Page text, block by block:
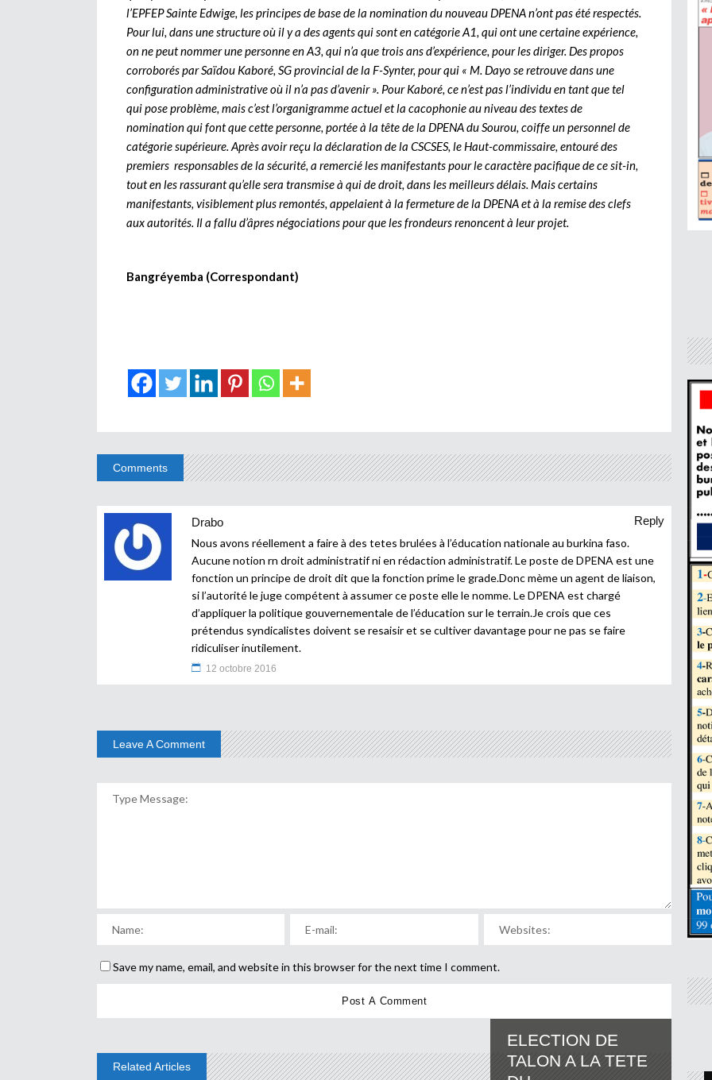
l’EPFEP Sainte Edwige, les principes de base de la nomination du nouveau DPENA n’ont pas été respectés.
Pour lui, dans une structure où il y a des agents qui sont en catégorie A1, qui ont une certaine expérience,
on ne peut nommer une personne en A3, qui n’a que trois ans d’expérience, pour les diriger. Des propos
corroborés par Saïdou Kaboré, SG provincial de la F-Synter, pour qui « M. Dayo se retrouve dans une
configuration administrative où il n’a pas d’avenir ». Pour Kaboré, ce n’est pas l’individu en tant que tel
qui pose problème, mais c’est l’organigramme actuel et la cacophonie au niveau des textes de
nomination qui font que cette personne, portée à la tête de la DPENA du Sourou, coiffe un personnel de
catégorie supérieure. Après avoir reçu la déclaration de la CSCSES, le Haut-commissaire, entouré des
premiers responsables de la sécurité, a remercié les manifestants pour le caractère pacifique de ce sit-in,
tout en les rassurant qu’elle sera transmise à qui de droit, dans les meilleurs délais. Mais certains
manifestants, visiblement plus remontés, appelaient à la fermeture de la DPENA et à la remise des clefs
aux autorités. Il a fallu d’âpres négociations pour que les frondeurs renoncent à leur projet.
Bangréyemba (Correspondant)
Comments
Drabo
Reply
Nous avons réellement a faire à des tetes brulées à l’éducation nationale au burkina faso.
Aucune notion rn droit administratif ni en rédaction administratif. Le poste de DPENA est une
fonction un principe de droit dit que la fonction prime le grade.Donc mème un agent de liaison,
si l’autorité le juge compétent à assumer ce poste elle le nomme. Le DPENA est chargé
d’appliquer la politique gouvernementale de l’éducation sur le terrain.Je crois que ces
prétendus syndicalistes doivent se resaisir et se cultiver davantage pour ne pas se faire
ridiculiser inutilement.
12 octobre 2016
Leave A Comment
Save my name, email, and website in this browser for the next time I comment.
Related Articles
ELECTION DE
TALON A LA TETE